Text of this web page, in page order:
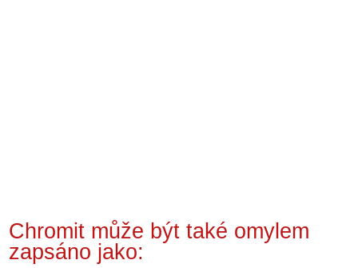
Chromit může být také omylem
zapsáno jako: